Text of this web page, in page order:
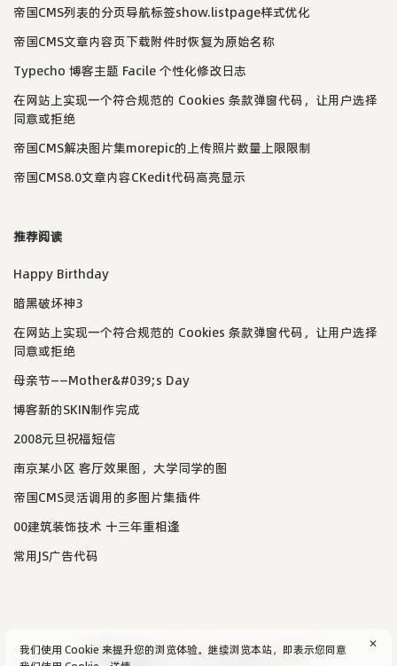
帝国CMS列表的分页导航标签show.listpage样式优化
帝国CMS文章内容页下载附件时恢复为原始名称
Typecho 博客主题 Facile 个性化修改日志
在网站上实现一个符合规范的 Cookies 条款弹窗代码，让用户选择
同意或拒绝
帝国CMS解决图片集morepic的上传照片数量上限限制
帝国CMS8.0文章内容CKedit代码高亮显示
推荐阅读
Happy Birthday
暗黑破坏神3
在网站上实现一个符合规范的 Cookies 条款弹窗代码，让用户选择
同意或拒绝
母亲节——Mother&#039;s Day
博客新的SKIN制作完成
2008元旦祝福短信
南京某小区 客厅效果图，大学同学的图
帝国CMS灵活调用的多图片集插件
00建筑装饰技术 十三年重相逢
常用JS广告代码
© 2004-2026aijun's blog/SiteMap.隐私政策
✕
我们使用 Cookie 来提升您的浏览体验。继续浏览本站，即表示您同意